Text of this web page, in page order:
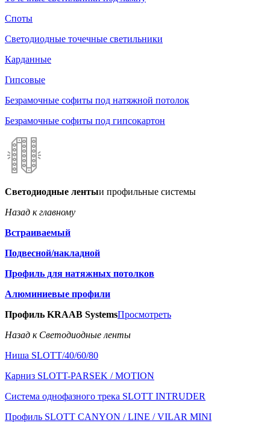
Споты
Светодиодные точечные светильники
Карданные
Гипсовые
Безрамочные софиты под натяжной потолок
Безрамочные софиты под гипсокартон
Светодиодные лентыи профильные системы
Назад к главному
Встраиваемый
Подвесной/накладной
Профиль для натяжных потолков
Алюминиевые профили
Профиль KRAAB SystemsПросмотреть
Назад к Светодиодные ленты
Ниша SLOTT/40/60/80
Карниз SLOTT-PARSEK / MOTION
Система однофазного трека SLOTT INTRUDER
Профиль SLOTT CANYON / LINE / VILAR MINI